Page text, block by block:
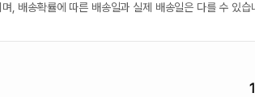
, 배송확률에 따른 배송일과 실제 배송일은 다를 수 있습